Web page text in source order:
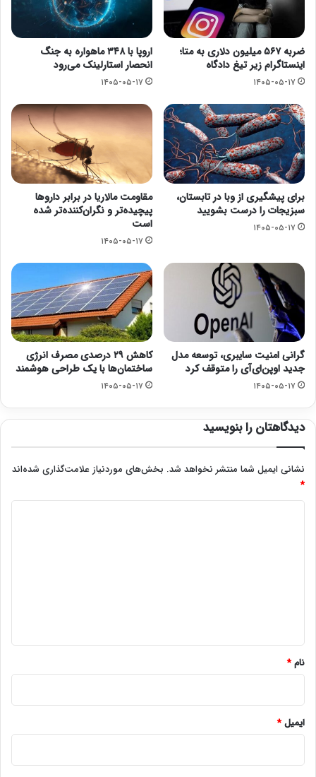
ضربه ۵۶۷ میلیون دلاری به متا؛
اینستاگرام زیر تیغ دادگاه
۱۴۰۵-۰۵-۱۷
اروپا با ۳۴۸ ماهواره به جنگ
انحصار استارلینک می‌رود
۱۴۰۵-۰۵-۱۷
برای پیشگیری از وبا در تابستان،
سبزیجات را درست بشویید
۱۴۰۵-۰۵-۱۷
مقاومت مالاریا در برابر داروها
پیچیده‌تر و نگران‌کننده‌تر شده
است
۱۴۰۵-۰۵-۱۷
گرانی امنیت سایبری، توسعه مدل
جدید اوپن‌ای‌آی را متوقف کرد
۱۴۰۵-۰۵-۱۷
کاهش ۲۹ درصدی مصرف انرژی
ساختمان‌ها با یک طراحی هوشمند
۱۴۰۵-۰۵-۱۷
دیدگاهتان را بنویسید
نشانی ایمیل شما منتشر نخواهد شد. بخش‌های موردنیاز علامت‌گذاری شده‌اند
*
نام*
ایمیل*